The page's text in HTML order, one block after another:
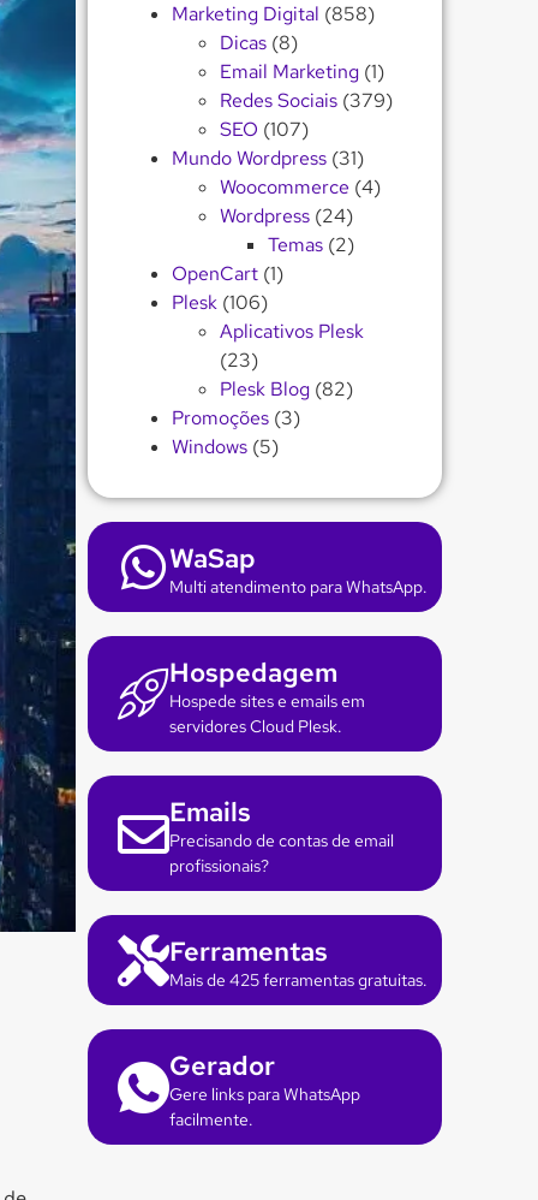
Marketing Digital (858)
Dicas (8)
Email Marketing (1)
Redes Sociais (379)
SEO (107)
Mundo Wordpress (31)
Woocommerce (4)
Wordpress (24)
Temas (2)
OpenCart (1)
Plesk (106)
Aplicativos Plesk
(23)
Plesk Blog (82)
Promoções (3)
Windows (5)
WaSap
Multi atendimento para WhatsApp.
Hospedagem
Hospede sites e emails em
servidores Cloud Plesk.
Emails
Precisando de contas de email
profissionais?
Ferramentas
Mais de 425 ferramentas gratuitas.
Gerador
Gere links para WhatsApp
facilmente.